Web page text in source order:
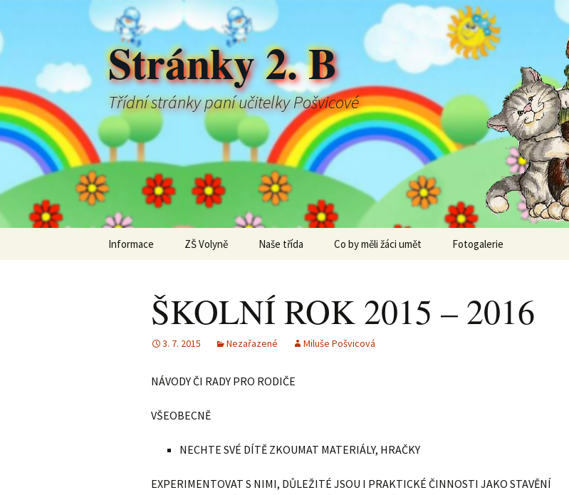
Stránky 2. B
Třídní stránky paní učitelky Pošvicové
Informace ZŠ Volyně Naše třída Co by měli žáci umět Fotogalerie
ŠKOLNÍ ROK 2015 – 2016
3. 7. 2015 Nezařazené Miluše Pošvicová
NÁVODY ČI RADY PRO RODIČE
VŠEOBECNĚ
NECHTE SVÉ DÍTĚ ZKOUMAT MATERIÁLY, HRAČKY
EXPERIMENTOVAT S NIMI, DŮLEŽITÉ JSOU I PRAKTICKÉ ČINNOSTI JAKO STAVĚNÍ